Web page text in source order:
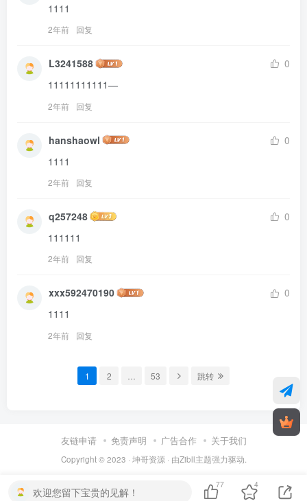
1111
2年前 回复
L3241588
0
11111111111—
2年前 回复
hanshaowl
0
1111
2年前 回复
q257248
0
111111
2年前 回复
xxx592470190
0
1111
2年前 回复
1 2 53 跳转
友链申请 免责声明 广告合作 关于我们
Copyright © 2023 · 坤哥资源 · 由Zibll主题强力驱动.
欢迎您留下宝贵的见解！
77 4